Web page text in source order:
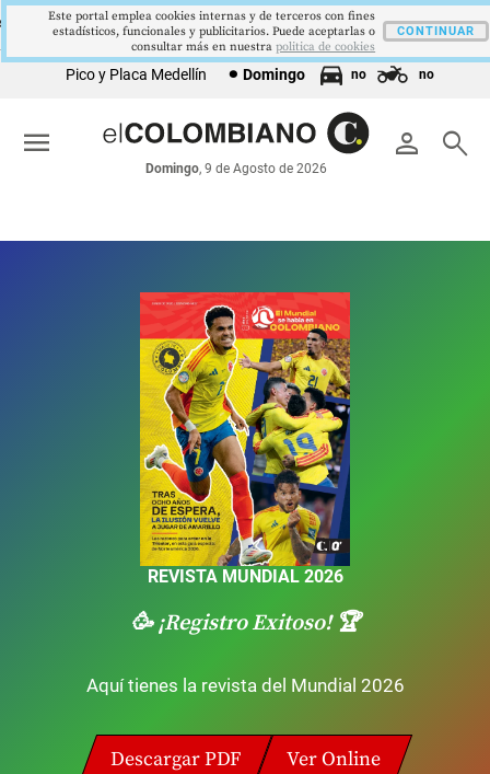
9,9 %
▼ 0.30
PIB2,8 %
▲ 0.10
$4178,23
▲ 0.42
5,81 %
▼ 0.12
DTF12,48 %
▲ 0.05
Pico y Placa Medellín Domingo no no
person search
Domingo, 9 de Agosto de 2026
menu
REVISTA MUNDIAL 2026
🥳 ¡Registro Exitoso! 🏆
Aquí tienes la revista del Mundial 2026
Descargar PDF Ver Online
Este portal emplea cookies internas y de terceros con fines
estadísticos, funcionales y publicitarios. Puede aceptarlas o
consultar más en nuestrapolitica de cookies
CONTINUAR